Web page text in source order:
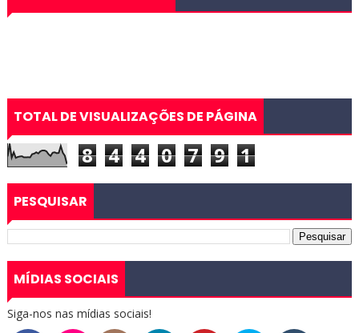
TOTAL DE VISUALIZAÇÕES DE PÁGINA
8 4 4 0 7 9 1
PESQUISAR
MÍDIAS SOCIAIS
Siga-nos nas mídias sociais!